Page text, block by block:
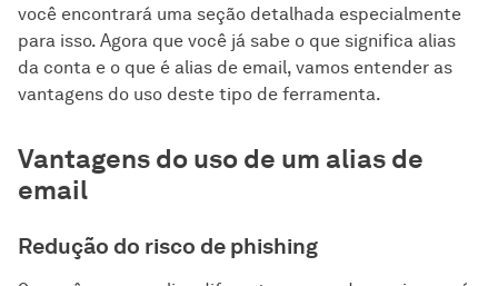
você encontrará uma seção detalhada especialmente
para isso. Agora que você já sabe o que significa alias
da conta e o que é alias de email, vamos entender as
vantagens do uso deste tipo de ferramenta.
Vantagens do uso de um alias de
email
Redução do risco de phishing